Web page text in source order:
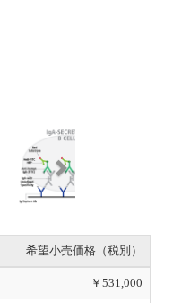
t
希望小売価格（税別）
￥311,000
￥130,000